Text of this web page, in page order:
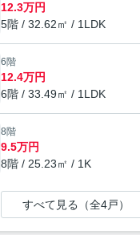
12.3万円
5階 / 32.62㎡ / 1LDK
6階
12.4万円
6階 / 33.49㎡ / 1LDK
8階
9.5万円
8階 / 25.23㎡ / 1K
すべて見る（全4戸）